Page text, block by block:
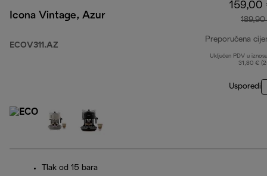
Icona Vintage, Azur
ECOV311.AZ
159,00
Preporučena
Uključen PDV u
31,80 €
Usporedi
Tlak od 15 bara